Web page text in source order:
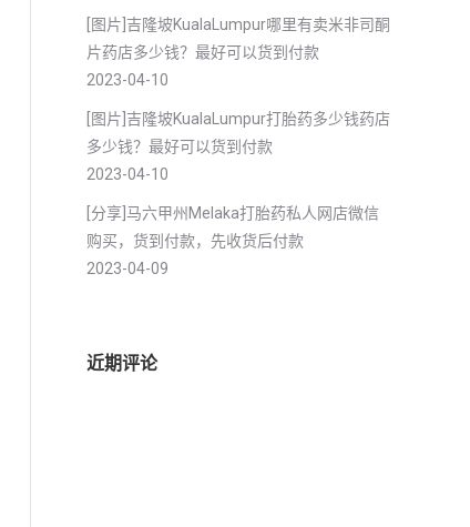
[图片]吉隆坡KualaLumpur哪里有卖米非司酮
片药店多少钱？最好可以货到付款
2023-04-10
[图片]吉隆坡KualaLumpur打胎药多少钱药店
多少钱？最好可以货到付款
2023-04-10
[分享]马六甲州Melaka打胎药私人网店微信
购买，货到付款，先收货后付款
2023-04-09
近期评论